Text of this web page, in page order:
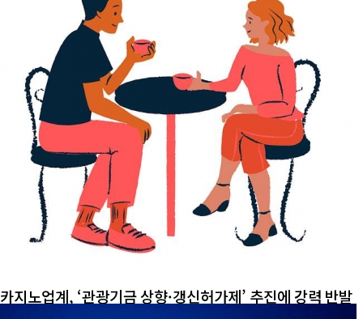
카지노업계, ‘관광기금 상향·갱신허가제’ 추진에 강력 반발